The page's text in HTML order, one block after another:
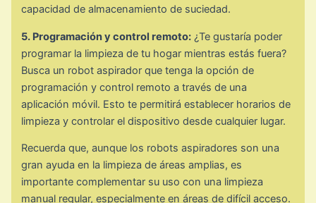
capacidad de almacenamiento de suciedad.
5. Programación y control remoto: ¿Te gustaría poder
programar la limpieza de tu hogar mientras estás fuera?
Busca un robot aspirador que tenga la opción de
programación y control remoto a través de una
aplicación móvil. Esto te permitirá establecer horarios de
limpieza y controlar el dispositivo desde cualquier lugar.
Recuerda que, aunque los robots aspiradores son una
gran ayuda en la limpieza de áreas amplias, es
importante complementar su uso con una limpieza
manual regular, especialmente en áreas de difícil acceso.